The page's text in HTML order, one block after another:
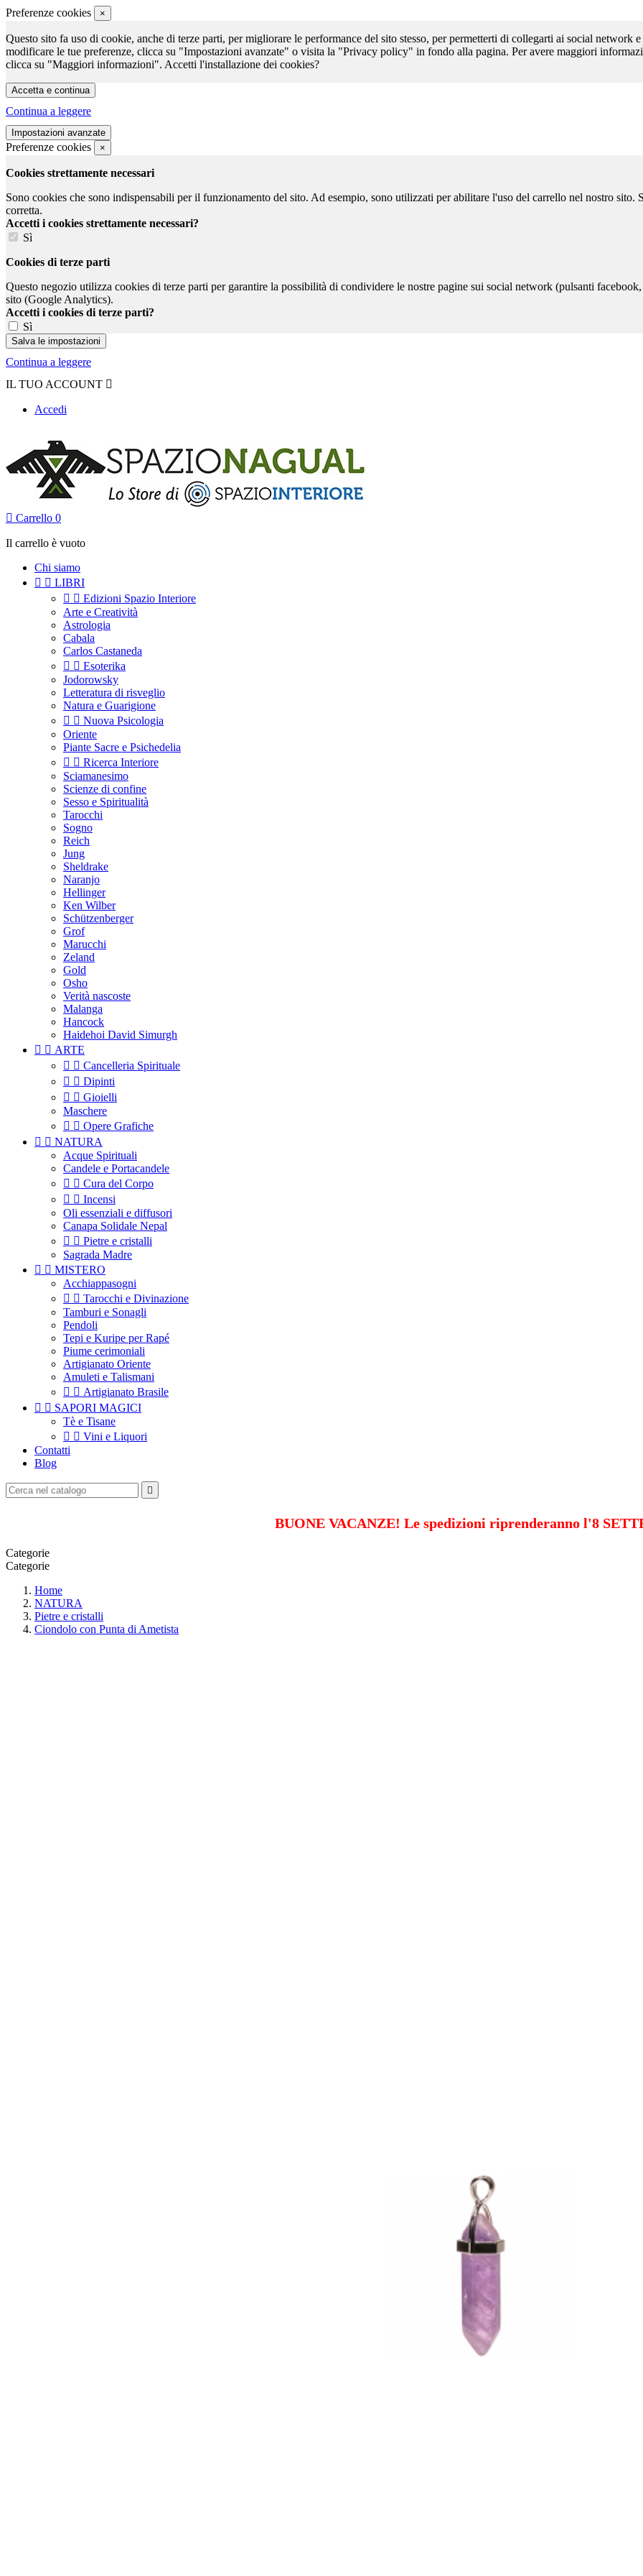
Preferenze cookies ×
Questo sito fa uso di cookie, anche di terze parti, per migliorare le performance del sito stesso, per permetterti di collegarti ai social network
modificare le tue preferenze, clicca su "Impostazioni avanzate" o visita la "Privacy policy" in fondo alla pagina. Per avere maggiori
clicca su "Maggiori informazioni". Accetti l'installazione dei cookies?
Continua a leggere
Preferenze cookies ×
Cookies strettamente necessari
Sono cookies che sono indispensabili per il funzionamento del sito. Ad esempio, sono utilizzati per abilitare l'uso del carrello nel nostro sito.
corretta.
Accetti i cookies strettamente necessari?
Sì
Cookies di terze parti
Questo negozio utilizza cookies di terze parti per garantire la possibilità di condividere le nostre pagine sui social network (pulsanti
sito (Google Analytics).
Accetti i cookies di terze parti?
Sì
Continua a leggere
IL TUO ACCOUNT 
Accedi
 Carrello 0
Il carrello è vuoto
Chi siamo
  LIBRI
  Edizioni Spazio Interiore
Arte e Creatività
Astrologia
Cabala
Carlos Castaneda
  Esoterika
Jodorowsky
Letteratura di risveglio
Natura e Guarigione
  Nuova Psicologia
Oriente
Piante Sacre e Psichedelia
  Ricerca Interiore
Sciamanesimo
Scienze di confine
Sesso e Spiritualità
Tarocchi
Sogno
Reich
Jung
Sheldrake
Naranjo
Hellinger
Ken Wilber
Schützenberger
Grof
Marucchi
Zeland
Gold
Osho
Verità nascoste
Malanga
Hancock
Haidehoi David Simurgh
  ARTE
  Cancelleria Spirituale
  Dipinti
  Gioielli
Maschere
  Opere Grafiche
  NATURA
Acque Spirituali
Candele e Portacandele
  Cura del Corpo
  Incensi
Oli essenziali e diffusori
Canapa Solidale Nepal
  Pietre e cristalli
Sagrada Madre
  MISTERO
Acchiappasogni
  Tarocchi e Divinazione
Tamburi e Sonagli
Pendoli
Tepi e Kuripe per Rapé
Piume cerimoniali
Artigianato Oriente
Amuleti e Talismani
  Artigianato Brasile
  SAPORI MAGICI
Tè e Tisane
  Vini e Liquori
Contatti
Blog

BUONE VACANZE! Le spedizioni riprenderanno l'8
Categorie
Categorie
Home
NATURA
Pietre e cristalli
Ciondolo con Punta di Ametista